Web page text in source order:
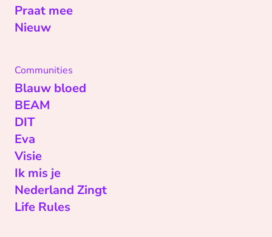
Praat mee
Nieuw
Communities
Blauw bloed
BEAM
DIT
Eva
Visie
Ik mis je
Nederland Zingt
Life Rules